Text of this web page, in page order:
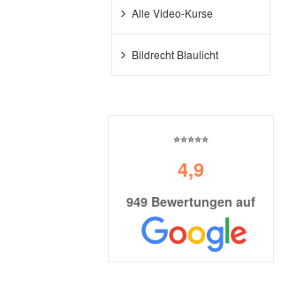
Alle Video-Kurse
Bildrecht Blaulicht
⭐⭐⭐⭐⭐
4,9
949 Bewertungen auf